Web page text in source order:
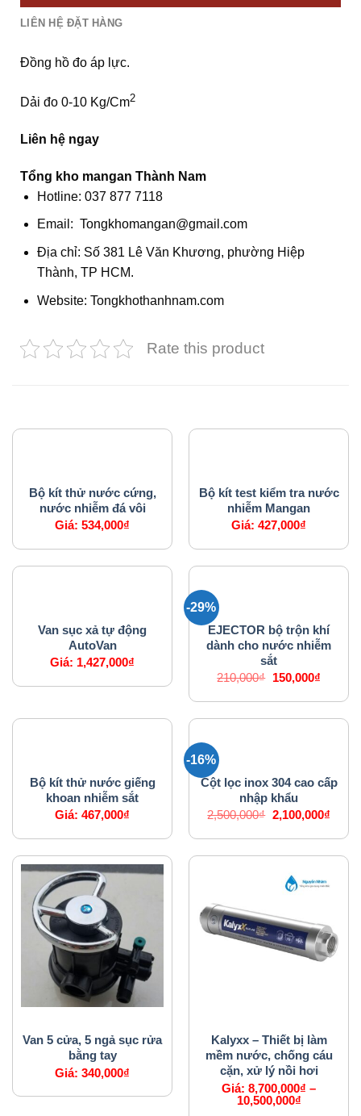
LIÊN HỆ ĐẶT HÀNG
Đồng hồ đo áp lực.
Dải đo 0-10 Kg/Cm2
Liên hệ ngay
Tổng kho mangan Thành Nam
Hotline: 037 877 7118
Email: Tongkhomangan@gmail.com
Địa chỉ: Số 381 Lê Văn Khương, phường Hiệp
Thành, TP HCM.
Website: Tongkhothanhnam.com
Rate this product
Bộ kít thử nước cứng,
nước nhiễm đá vôi
Giá:534,000₫
Bộ kít test kiểm tra nước
nhiễm Mangan
Giá:427,000₫
Van sục xả tự động
AutoVan
Giá: 1,427,000₫
-29%
EJECTOR bộ trộn khí
dành cho nước nhiễm
sắt
210,000₫ Giá
là:
150,000₫Giá
tại
Bộ kít thử nước giếng
khoan nhiễm sắt
Giá:467,000₫
-16%
Cột lọc inox 304 cao cấp
nhập khẩu
2,500,000₫ Giá
là:
2,100,000₫Giá
tại
Van 5 cửa, 5 ngả sục rửa
bằng tay
Giá:340,000₫
Kalyxx – Thiết bị làm
mềm nước, chống cáu
cặn, xử lý nồi hơi
Giá:8,700,000₫ –
10,500,000₫